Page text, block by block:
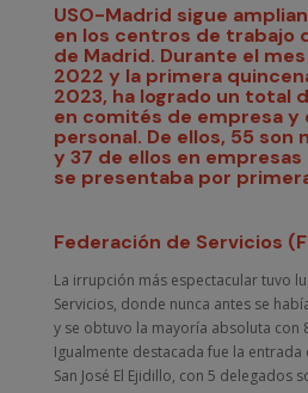
USO-Madrid sigue
en los centros de trabajo
de Madrid. Durante el
2022 y la primera
2023, ha logrado un total
en comités de empresa y
personal. De ellos, 55 son
y 37 de ellos en empresas
se presentaba por
Federación de Servicios
La irrupción más espectacular tuvo
Servicios, donde nunca antes se
y se obtuvo la mayoría absoluta con
Igualmente destacada fue la entrada
San José El Ejidillo, con 5 delegados